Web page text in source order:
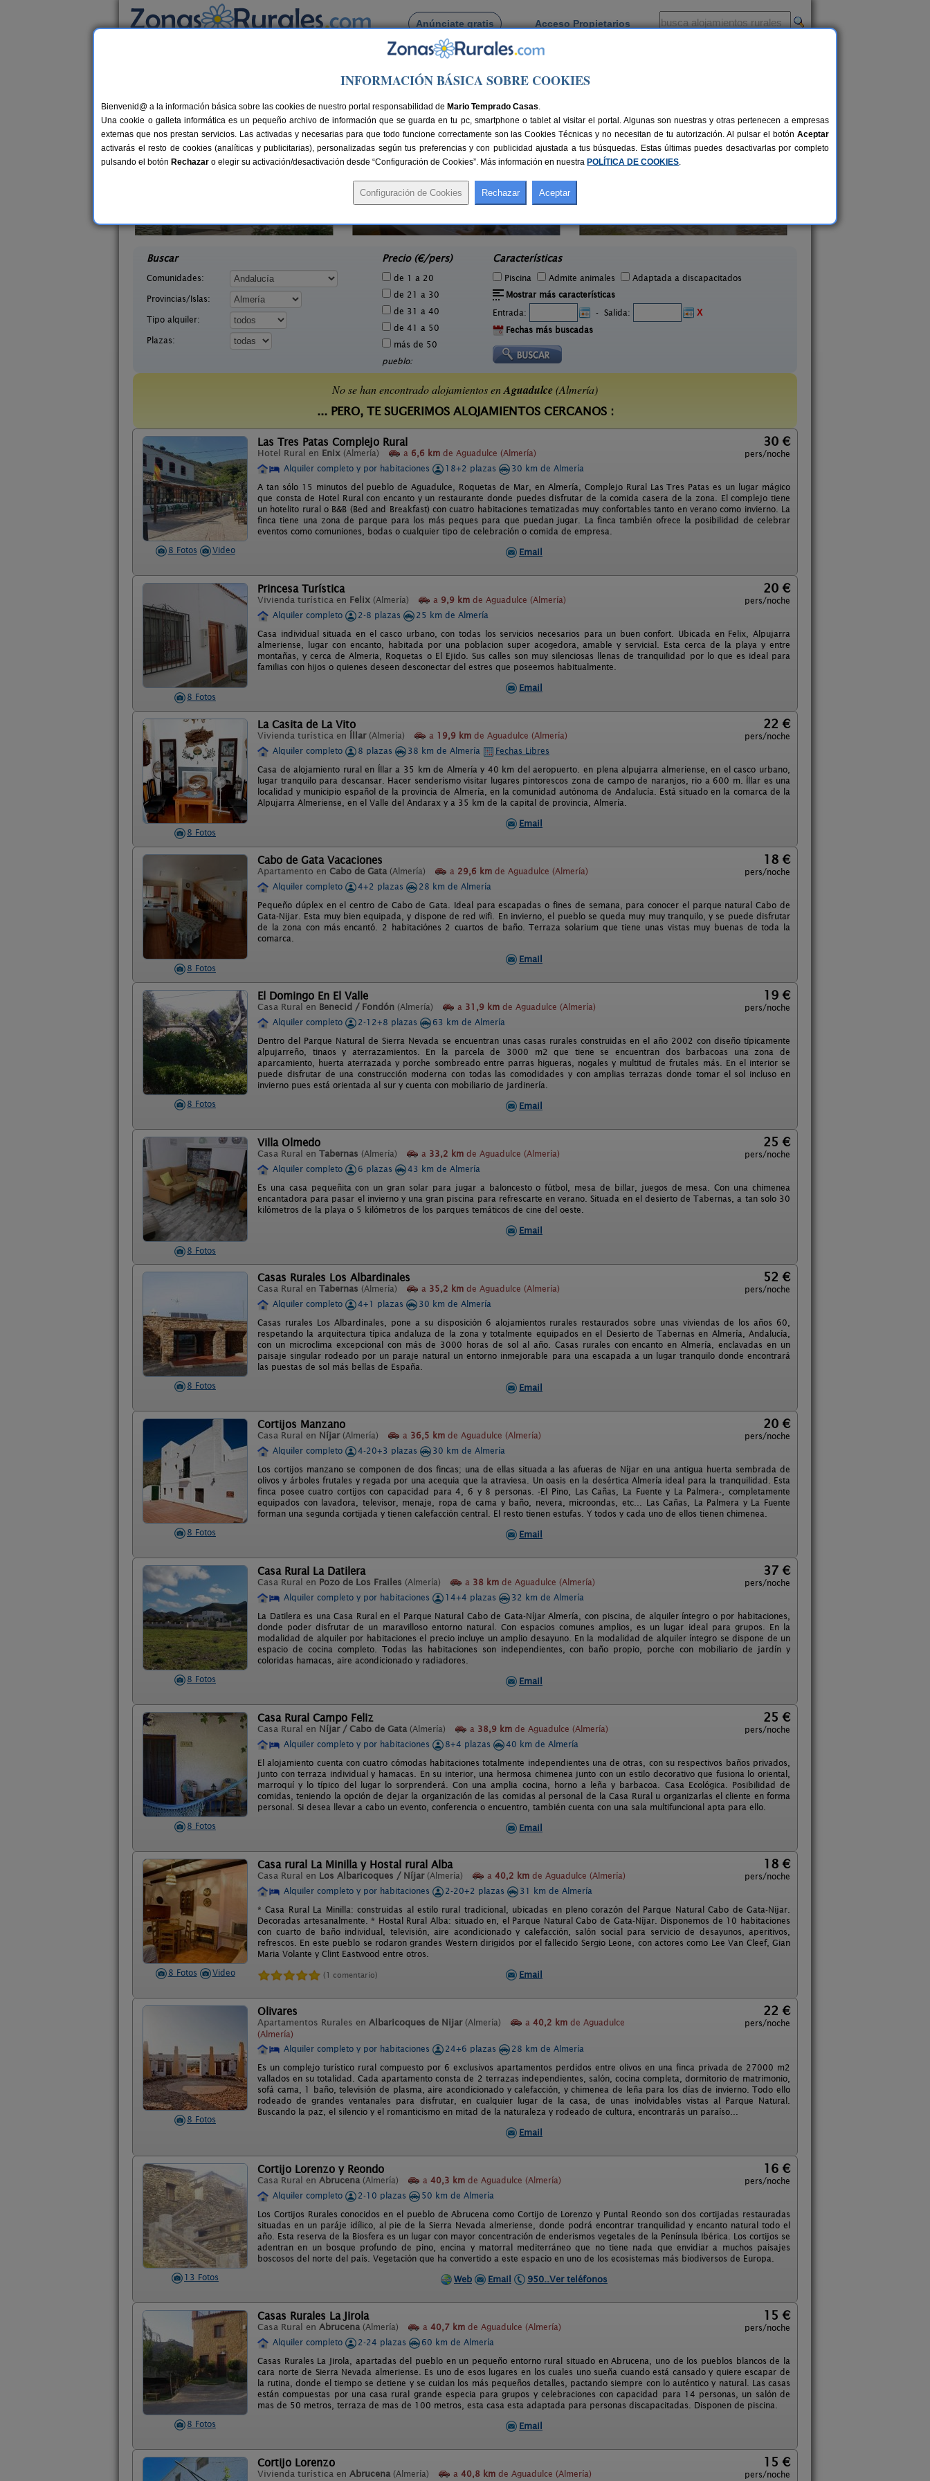
Anúnciate gratis Acceso Propietarios
Busca por pueblo
Casas Rurales cerca de Aguadulce
24 €
Cortijo Lorenzo y Reondo
Buscar
Comunidades:
Provincias/Islas:
Tipo alquiler:
Plazas:
Precio (€/pers)
de 1 a 20
de 21 a 30
de 31 a 40
de 41 a 50
más de 50
pueblo:
Características
Piscina Admite animales
Adaptada a discapacitados
Mostrar más características
Entrada:
- Salida:
X
Fechas más buscadas
No se han encontrado alojamientos enAguadulce(Almería)
... PERO, TE SUGERIMOS ALOJAMIENTOS CERCANOS :
8 Fotos Video
Las Tres Patas Complejo Rural
Hotel Rural en Enix (Almería) a 6,6 km de Aguadulce (Almería)
30 €
pers/noche
Alquiler completo y por habitaciones
18+2 plazas
30 km de Almería
A tan sólo 15 minutos del pueblo de Aguadulce, Roquetas de Mar, en Almería, Complejo Rural Las Tres Patas es un lugar mágico
que consta de Hotel Rural con encanto y un restaurante donde puedes disfrutar de la comida casera de la zona. El complejo tiene
un hotelito rural o B&B (Bed and Breakfast) con cuatro habitaciones tematizadas muy confortables tanto en verano como invierno. La
finca tiene una zona de parque para los más peques para que puedan jugar. La finca también ofrece la posibilidad de celebrar
eventos como comuniones, bodas o cualquier tipo de celebración o comida de empresa.
Email
8 Fotos
Princesa Turística
Vivienda turística en Felix (Almería) a 9,9 km de Aguadulce (Almería)
20 €
pers/noche
Alquiler completo
2-8 plazas
25 km de Almería
Casa individual situada en el casco urbano, con todas los servicios necesarios para un buen confort. Ubicada en Felix, Alpujarra
almeriense, lugar con encanto, habitada por una poblacion super acogedora, amable y servicial. Esta cerca de la playa y entre
montañas, y cerca de Almeria, Roquetas o El Ejido. Sus calles son muy silenciosas llenas de tranquilidad por lo que es ideal para
familias con hijos o quienes deseen desconectar del estres que poseemos habitualmente.
Email
8 Fotos
La Casita de La Vito
Vivienda turística en Íllar (Almería) a 19,9 km de Aguadulce (Almería)
22 €
pers/noche
Alquiler completo
8 plazas 38 km de Almería
Fechas Libres
Casa de alojamiento rural en Íllar a 35 km de Almería y 40 km del aeropuerto. en plena alpujarra almeriense, en el casco urbano,
lugar tranquilo para descansar. Hacer senderismo visitar lugares pintorescos zona de campo de naranjos, rio a 600 m. Íllar es una
localidad y municipio español de la provincia de Almería, en la comunidad autónoma de Andalucía. Está situado en la comarca de la
Alpujarra Almeriense, en el Valle del Andarax y a 35 km de la capital de provincia, Almería.
Email
8 Fotos
Cabo de Gata Vacaciones
Apartamento en Cabo de Gata (Almería) a 29,6 km de Aguadulce (Almería)
18 €
pers/noche
Alquiler completo
4+2 plazas
28 km de Almería
Pequeño dúplex en el centro de Cabo de Gata. Ideal para escapadas o fines de semana, para conocer el parque natural Cabo de
Gata-Nijar. Esta muy bien equipada, y dispone de red wifi. En invierno, el pueblo se queda muy muy tranquilo, y se puede disfrutar
de la zona con más encantó. 2 habitaciónes 2 cuartos de baño. Terraza solarium que tiene unas vistas muy buenas de toda la
comarca.
Email
8 Fotos
El Domingo En El Valle
Casa Rural en Benecid / Fondón (Almería) a 31,9 km de Aguadulce (Almería)
19 €
pers/noche
Alquiler completo
2-12+8 plazas
63 km de Almería
Dentro del Parque Natural de Sierra Nevada se encuentran unas casas rurales construidas en el año 2002 con diseño típicamente
alpujarreño, tinaos y aterrazamientos. En la parcela de 3000 m2 que tiene se encuentran dos barbacoas una zona de
aparcamiento, huerta aterrazada y porche sombreado entre parras higueras, nogales y multitud de frutales más. En el interior se
puede disfrutar de una construcción moderna con todas las comodidades y con amplias terrazas donde tomar el sol incluso en
invierno pues está orientada al sur y cuenta con mobiliario de jardinería.
Email
8 Fotos
Villa Olmedo
Casa Rural en Tabernas (Almería) a 33,2 km de Aguadulce (Almería)
25 €
pers/noche
Alquiler completo
6 plazas
43 km de Almería
Es una casa pequeñita con un gran solar para jugar a baloncesto o fútbol, mesa de billar, juegos de mesa. Con una chimenea
encantadora para pasar el invierno y una gran piscina para refrescarte en verano. Situada en el desierto de Tabernas, a tan solo 30
kilómetros de la playa o 5 kilómetros de los parques temáticos de cine del oeste.
Email
8 Fotos
Casas Rurales Los Albardinales
Casa Rural en Tabernas (Almería) a 35,2 km de Aguadulce (Almería)
52 €
pers/noche
Alquiler completo
4+1 plazas
30 km de Almería
Casas rurales Los Albardinales, pone a su disposición 6 alojamientos rurales restaurados sobre unas viviendas de los años 60,
respetando la arquitectura típica andaluza de la zona y totalmente equipados en el Desierto de Tabernas en Almería, Andalucía,
con un microclima excepcional con más de 3000 horas de sol al año. Casas rurales con encanto en Almería, enclavadas en un
paisaje singular rodeado por un paraje natural un entorno inmejorable para una escapada a un lugar tranquilo donde encontrará
las puestas de sol más bellas de España.
Email
8 Fotos
Cortijos Manzano
Casa Rural en Níjar (Almería) a 36,5 km de Aguadulce (Almería)
20 €
pers/noche
Alquiler completo
4-20+3 plazas
30 km de Almería
Los cortijos manzano se componen de dos fincas; una de ellas situada a las afueras de Níjar en una antigua huerta sembrada de
olivos y árboles frutales y regada por una acequia que la atraviesa. Un oasis en la desértica Almería ideal para la tranquilidad. Esta
finca posee cuatro cortijos con capacidad para 4, 6 y 8 personas. -El Pino, Las Cañas, La Fuente y La Palmera-, completamente
equipados con lavadora, televisor, menaje, ropa de cama y baño, nevera, microondas, etc... Las Cañas, La Palmera y La Fuente
forman una segunda cortijada y tienen calefacción central. El resto tienen estufas. Y todos y cada uno de ellos tienen chimenea.
Email
8 Fotos
Casa Rural La Datilera
Casa Rural en Pozo de Los Frailes (Almería) a 38 km de Aguadulce (Almería)
37 €
pers/noche
Alquiler completo y por habitaciones
14+4 plazas
32 km de Almería
La Datilera es una Casa Rural en el Parque Natural Cabo de Gata-Níjar Almería, con piscina, de alquiler íntegro o por habitaciones,
donde poder disfrutar de un maravilloso entorno natural. Con espacios comunes amplios, es un lugar ideal para grupos. En la
modalidad de alquiler por habitaciones el precio incluye un amplio desayuno. En la modalidad de alquiler íntegro se dispone de un
espacio de cocina completo. Todas las habitaciones son independientes, con baño propio, porche con mobiliario de jardín y
coloridas hamacas, aire acondicionado y radiadores.
Email
8 Fotos
Casa Rural Campo Feliz
Casa Rural en Níjar / Cabo de Gata (Almería) a 38,9 km de Aguadulce (Almería)
25 €
pers/noche
Alquiler completo y por habitaciones
8+4 plazas
40 km de Almería
El alojamiento cuenta con cuatro cómodas habitaciones totalmente independientes una de otras, con su respectivos baños privados,
junto con terraza individual y hamacas. En su interior, una hermosa chimenea junto con un estilo decorativo que fusiona lo oriental,
marroquí y lo típico del lugar lo sorprenderá. Con una amplia cocina, horno a leña y barbacoa. Casa Ecológica. Posibilidad de
comidas, teniendo la opción de dejar la organización de las comidas al personal de la Casa Rural u organizarlas el cliente en forma
personal. Si desea llevar a cabo un evento, conferencia o encuentro, también cuenta con una sala multifuncional apta para ello.
Email
8 Fotos Video
Casa rural La Minilla y Hostal rural Alba
Casa Rural en Los Albaricoques / Níjar (Almería) a 40,2 km de Aguadulce (Almería)
18 €
pers/noche
Alquiler completo y por habitaciones
2-20+2 plazas
31 km de Almería
* Casa Rural La Minilla: construidas al estilo rural tradicional, ubicadas en pleno corazón del Parque Natural Cabo de Gata-Nijar.
Decoradas artesanalmente. * Hostal Rural Alba: situado en, el Parque Natural Cabo de Gata-Níjar. Disponemos de 10 habitaciones
con cuarto de baño individual, televisión, aire acondicionado y calefacción, salón social para servicio de desayunos, aperitivos,
refrescos. En este pueblo se rodaron grandes Western dirigidos por el fallecido Sergio Leone, con actores como Lee Van Cleef, Gian
Maria Volante y Clint Eastwood entre otros.
(1 comentario) Email
8 Fotos
Olivares
Apartamentos Rurales en Albaricoques de Nijar (Almería) a 40,2 km de Aguadulce
(Almería)
22 €
pers/noche
Alquiler completo y por habitaciones 24+6 plazas
28 km de Almería
Es un complejo turístico rural compuesto por 6 exclusivos apartamentos perdidos entre olivos en una finca privada de 27000 m2
vallados en su totalidad. Cada apartamento consta de 2 terrazas independientes, salón, cocina completa, dormitorio de matrimonio,
sofá cama, 1 baño, televisión de plasma, aire acondicionado y calefacción, y chimenea de leña para los días de invierno. Todo ello
rodeado de grandes ventanales para disfrutar, en cualquier lugar de la casa, de unas inolvidables vistas al Parque Natural.
Buscando la paz, el silencio y el romanticismo en mitad de la naturaleza y rodeado de cultura, encontrarás un paraíso...
Email
13 Fotos
Cortijo Lorenzo y Reondo
Casa Rural en Abrucena (Almería) a 40,3 km de Aguadulce (Almería)
16 €
pers/noche
Alquiler completo
2-10 plazas
50 km de Almería
Los Cortijos Rurales conocidos en el pueblo de Abrucena como Cortijo de Lorenzo y Puntal Reondo son dos cortijadas restauradas
situadas en un paráje idílico, al pie de la Sierra Nevada almeriense, donde podrá encontrar tranquilidad y encanto natural todo el
año. Esta reserva de la Biosfera es un lugar con mayor concentración de enderismos vegetales de la Península Ibérica. Los cortijos se
adentran en un bosque profundo de pino, encina y matorral mediterráneo que no tiene nada que envidiar a muchos paisajes
boscosos del norte del país. Vegetación que ha convertido a este espacio en uno de los ecosistemas más biodiversos de Europa.
Web
Email 950..Ver teléfonos
8 Fotos
Casas Rurales La Jirola
Casa Rural en Abrucena (Almería) a 40,7 km de Aguadulce (Almería)
15 €
pers/noche
Alquiler completo
2-24 plazas
60 km de Almería
Casas Rurales La Jirola, apartadas del pueblo en un pequeño entorno rural situado en Abrucena, uno de los pueblos blancos de la
cara norte de Sierra Nevada almeriense. Es uno de esos lugares en los cuales uno sueña cuando está cansado y quiere escapar de
la rutina, donde el tiempo se detiene y se cuidan los más pequeños detalles, pactando siempre con lo auténtico y natural. Las casas
están compuestas por una casa rural grande especia para grupos y celebraciones con capacidad para 14 personas, un salón de
mas de 50 metros, terraza de mas de 100 metros, esta casa esta adaptada para personas discapacitadas. Disponen de piscina.
Email
Cortijo Lorenzo
Vivienda turística en Abrucena (Almería) a 40,8 km de Aguadulce (Almería)
15 €
pers/noche
INFORMACIÓN BÁSICA SOBRE COOKIES
Bienvenid@ a la información básica sobre las cookies de nuestro portal responsabilidad de Mario Temprado Casas.
Una cookie o galleta informática es un pequeño archivo de información que se guarda en tu pc, smartphone o tablet al visitar el portal. Algunas son nuestras y otras pertenecen a empresas
externas que nos prestan servicios. Las activadas y necesarias para que todo funcione correctamente son las Cookies Técnicas y no necesitan de tu autorización. Al pulsar el botón Aceptar
activarás el resto de cookies (analíticas y publicitarias), personalizadas según tus preferencias y con publicidad ajustada a tus búsquedas. Estas últimas puedes desactivarlas por completo
pulsando el botón Rechazar o elegir su activación/desactivación desde “Configuración de Cookies”. Más información en nuestra POLÍTICA DE COOKIES.